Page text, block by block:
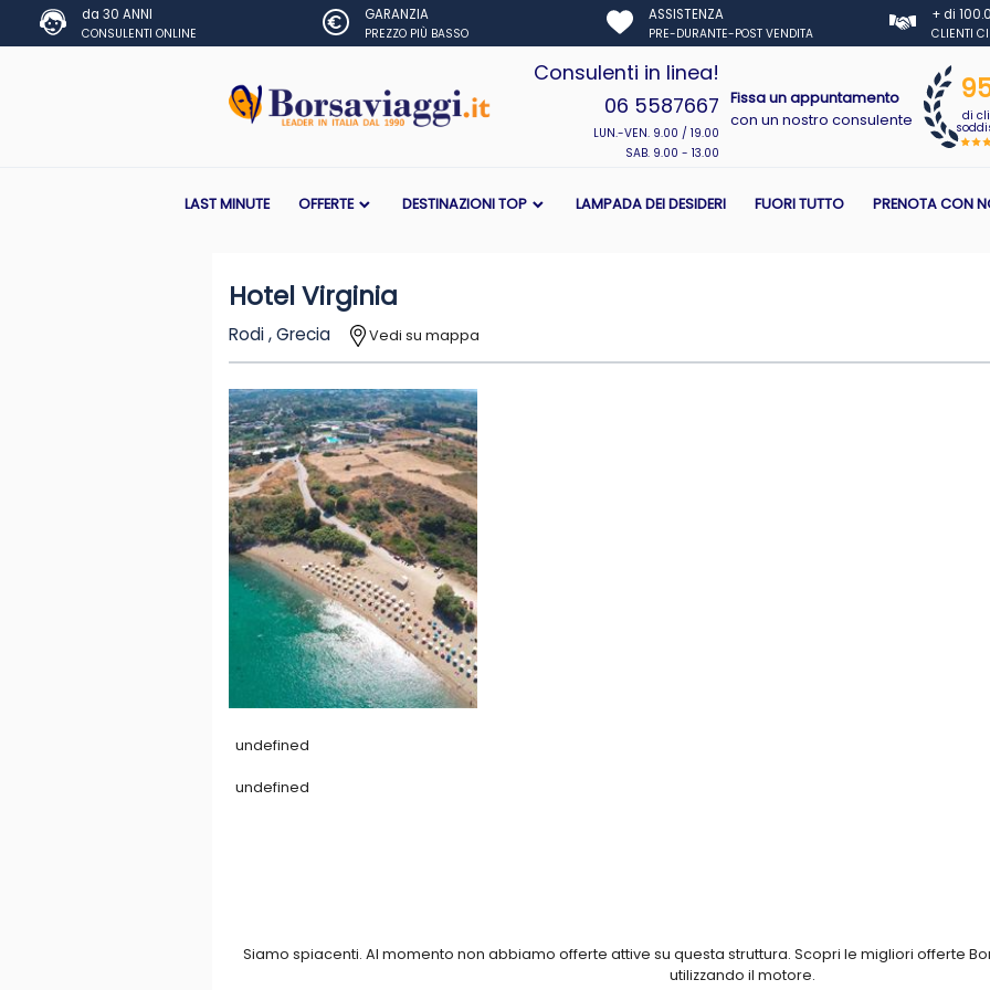
da 30 ANNI
CONSULENTI ONLINE
GARANZIA
PREZZO PIÙ BASSO
ASSISTENZA
PRE-DURANTE-POST VENDITA
+ di
CLIENTI
Consulenti in linea!
06 5587667
LUN.-VEN. 9.00 / 19.00
SAB. 9.00 - 13.00
Fissa un appuntamento
con un nostro consulente
di
LAST MINUTE OFFERTE DESTINAZIONI TOP LAMPADA DEI DESIDERI FUORI TUTTO PRENOTA CON
Hotel Virginia
Rodi , Grecia Vedi su mappa
undefined
undefined
Siamo spiacenti. Al momento non abbiamo offerte attive su questa struttura. Scopri le migliori offerte
utilizzando il motore.